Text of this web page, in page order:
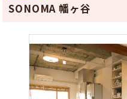
SONOMA 幡ヶ谷